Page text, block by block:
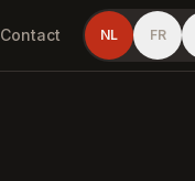
Contact NL FR